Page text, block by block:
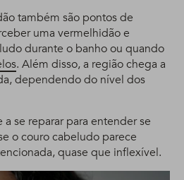
também são pontos de
uma vermelhidão e
durante o banho ou quando
. Além disso, a região chega a
dependendo do nível dos
se reparar para entender se
o couro cabeludo parece
quase que inflexível.